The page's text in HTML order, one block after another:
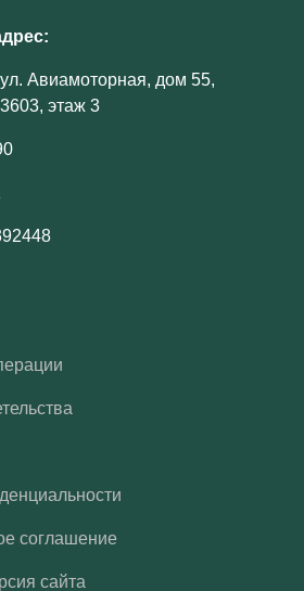
Авиамоторная, дом 55,
этаж 3
соглашение
сайта